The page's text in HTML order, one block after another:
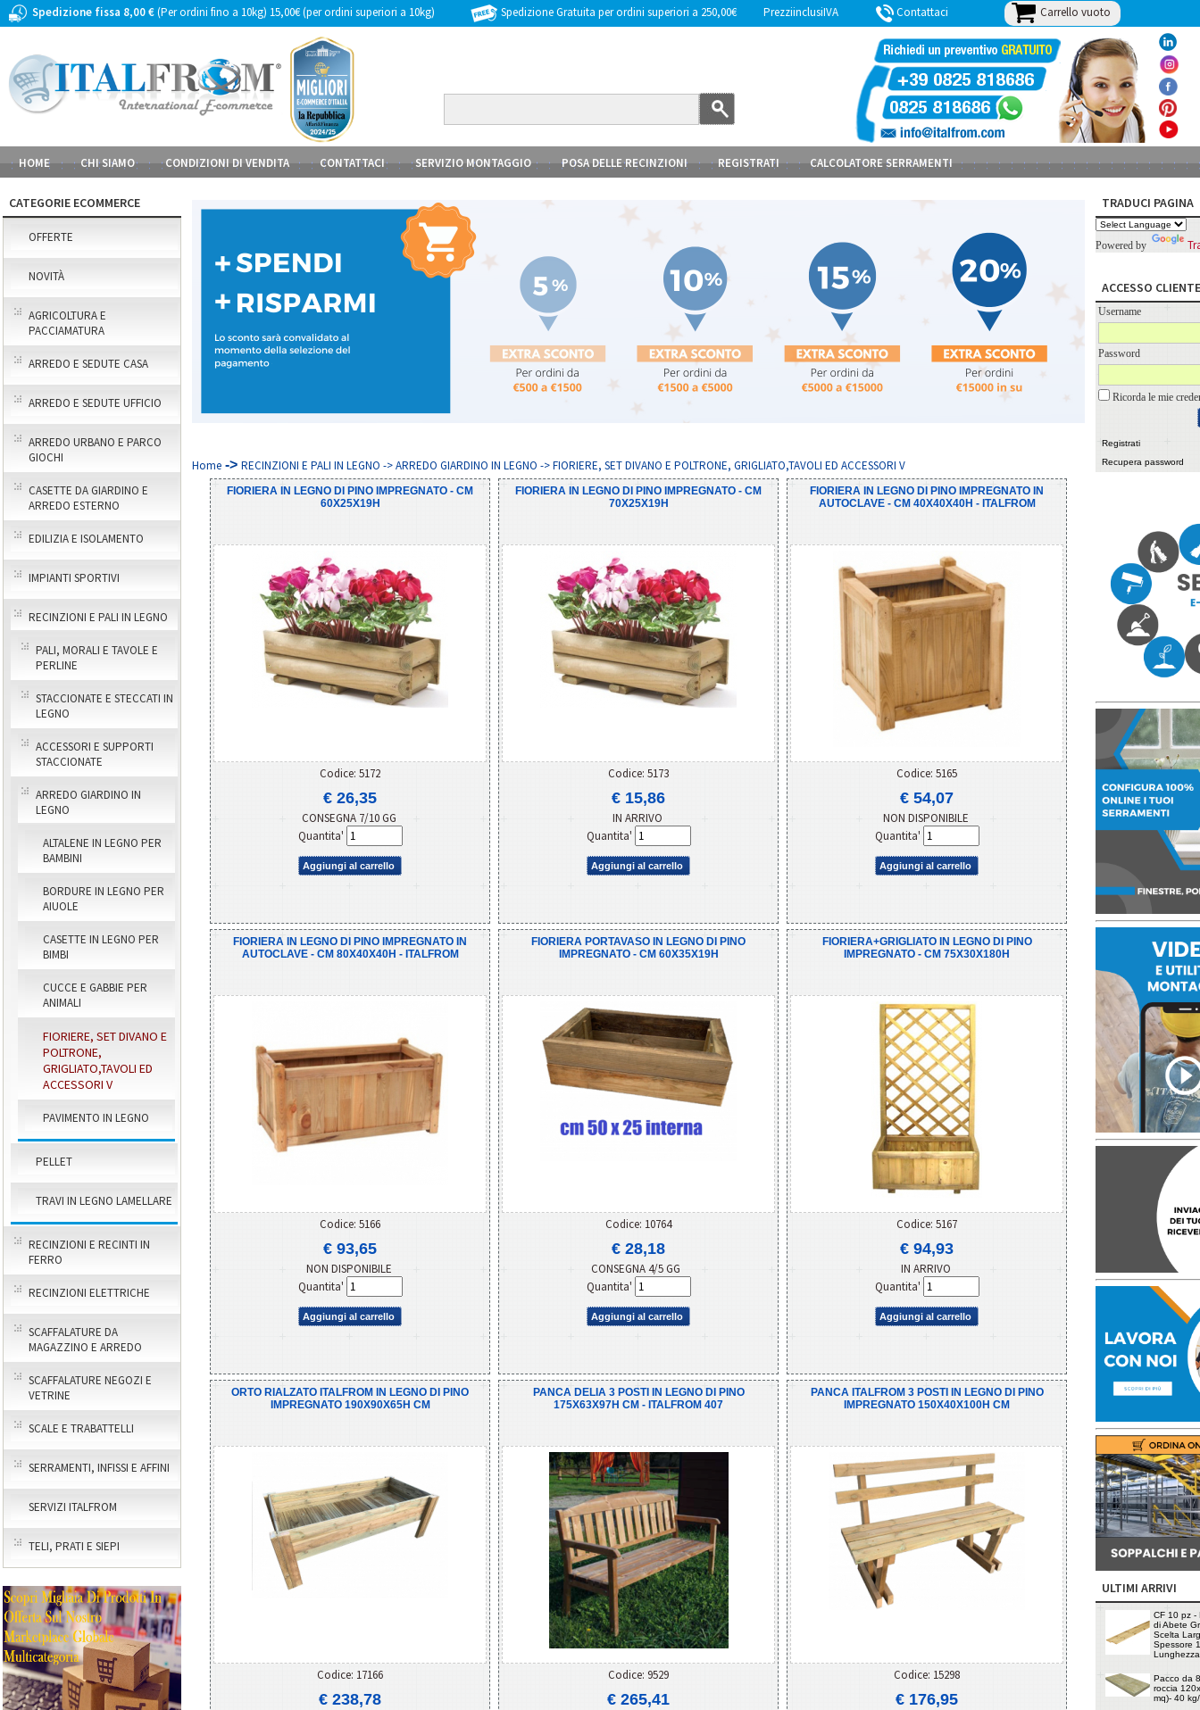
Spedizione fissa 8,00 €(Per ordini fino a 10kg) 15,00€ (per ordini superiori a 10kg) Spedizione Gratuita per ordini superiori a 250,00€ PrezziinclusiIVA Contattaci Carrello vuoto
HOME CHI SIAMO CONDIZIONI DI VENDITA CONTATTACI SERVIZIO MONTAGGIO POSA DELLE RECINZIONI REGISTRATI CALCOLATORE SERRAMENTI
CATEGORIE ECOMMERCE
OFFERTE
NOVITÀ
AGRICOLTURA E
PACCIAMATURA
ARREDO E SEDUTE CASA
ARREDO E SEDUTE UFFICIO
ARREDO URBANO E PARCO
GIOCHI
CASETTE DA GIARDINO E
ARREDO ESTERNO
EDILIZIA E ISOLAMENTO
IMPIANTI SPORTIVI
RECINZIONI E PALI IN LEGNO
PALI, MORALI E TAVOLE E
PERLINE
STACCIONATE E STECCATI IN
LEGNO
ACCESSORI E SUPPORTI
STACCIONATE
ARREDO GIARDINO IN
LEGNO
ALTALENE IN LEGNO PER
BAMBINI
BORDURE IN LEGNO PER
AIUOLE
CASETTE IN LEGNO PER
BIMBI
CUCCE E GABBIE PER
ANIMALI
FIORIERE, SET DIVANO E
POLTRONE,
GRIGLIATO,TAVOLI ED
ACCESSORI V
PAVIMENTO IN LEGNO
PELLET
TRAVI IN LEGNO LAMELLARE
RECINZIONI E RECINTI IN
FERRO
RECINZIONI ELETTRICHE
SCAFFALATURE DA
MAGAZZINO E ARREDO
SCAFFALATURE NEGOZI E
VETRINE
SCALE E TRABATTELLI
SERRAMENTI, INFISSI E AFFINI
SERVIZI ITALFROM
TELI, PRATI E SIEPI
Home -> RECINZIONI E PALI IN LEGNO -> ARREDO GIARDINO IN LEGNO -> FIORIERE, SET DIVANO E POLTRONE, GRIGLIATO,TAVOLI ED ACCESSORI V
FIORIERA IN LEGNO DI PINO IMPREGNATO - CM
60X25X19H
Codice: 5172
€ 26,35
CONSEGNA 7/10 GG
Quantita'
Aggiungi al carrello
FIORIERA IN LEGNO DI PINO IMPREGNATO - CM
70X25X19H
Codice: 5173
€ 15,86
IN ARRIVO
Quantita'
Aggiungi al carrello
FIORIERA IN LEGNO DI PINO IMPREGNATO IN
AUTOCLAVE - CM 40X40X40H - ITALFROM
Codice: 5165
€ 54,07
NON DISPONIBILE
Quantita'
Aggiungi al carrello
FIORIERA IN LEGNO DI PINO IMPREGNATO IN
AUTOCLAVE - CM 80X40X40H - ITALFROM
Codice: 5166
€ 93,65
NON DISPONIBILE
Quantita'
Aggiungi al carrello
FIORIERA PORTAVASO IN LEGNO DI PINO
IMPREGNATO - CM 60X35X19H
Codice: 10764
€ 28,18
CONSEGNA 4/5 GG
Quantita'
Aggiungi al carrello
FIORIERA+GRIGLIATO IN LEGNO DI PINO
IMPREGNATO - CM 75X30X180H
Codice: 5167
€ 94,93
IN ARRIVO
Quantita'
Aggiungi al carrello
ORTO RIALZATO ITALFROM IN LEGNO DI PINO
IMPREGNATO 190X90X65H CM
Codice: 17166
€ 238,78
PANCA DELIA 3 POSTI IN LEGNO DI PINO
175X63X97H CM - ITALFROM 407
Codice: 9529
€ 265,41
PANCA ITALFROM 3 POSTI IN LEGNO DI PINO
IMPREGNATO 150X40X100H CM
Codice: 15298
€ 176,95
TRADUCI PAGINA
Powered by
ACCESSO CLIENTE
Username
Password
Ricorda le mie
Registrati
Recupera password
ULTIMI ARRIVI
CF 10 pz -
di Abete
Scelta
Spessore
Pacco da
roccia
mq)- 40